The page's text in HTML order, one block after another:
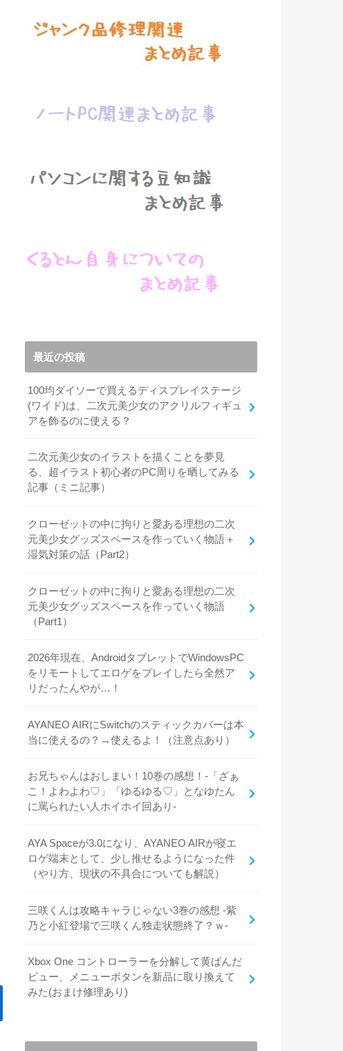
最近の投稿
100均ダイソーで買えるディスプレイステージ
(ワイド)は、二次元美少女のアクリルフィギュ
アを飾るのに使える？
二次元美少女のイラストを描くことを夢見
る、超イラスト初心者のPC周りを晒してみる
記事（ミニ記事）
クローゼットの中に拘りと愛ある理想の二次
元美少女グッズスペースを作っていく物語＋
湿気対策の話（Part2）
クローゼットの中に拘りと愛ある理想の二次
元美少女グッズスペースを作っていく物語
（Part1）
2026年現在、AndroidタブレットでWindowsPC
をリモートしてエロゲをプレイしたら全然ア
リだったんやが…！
AYANEO AIRにSwitchのスティックカバーは本
当に使えるの？→使えるよ！（注意点あり）
お兄ちゃんはおしまい！10巻の感想！-「ざぁ
こ！よわよわ♡」「ゆるゆる♡」となゆたん
に罵られたい人ホイホイ回あり-
AYA Spaceが3.0になり、AYANEO AIRが寝エ
ロゲ端末として、少し推せるようになった件
（やり方、現状の不具合についても解説）
三咲くんは攻略キャラじゃない3巻の感想 -紫
乃と小紅登場で三咲くん独走状態終了？ｗ-
Xbox One コントローラーを分解して黄ばんだ
ビュー、メニューボタンを新品に取り換えて
みた(おまけ修理あり)